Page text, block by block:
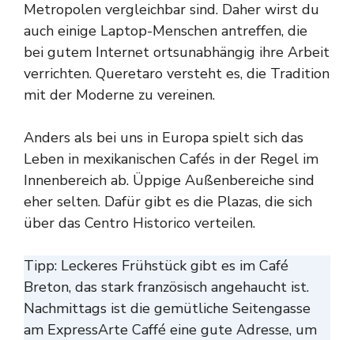
Metropolen vergleichbar sind. Daher wirst du
auch einige Laptop-Menschen antreffen, die
bei gutem Internet ortsunabhängig ihre Arbeit
verrichten. Queretaro versteht es, die Tradition
mit der Moderne zu vereinen.
Anders als bei uns in Europa spielt sich das
Leben in mexikanischen Cafés in der Regel im
Innenbereich ab. Üppige Außenbereiche sind
eher selten. Dafür gibt es die Plazas, die sich
über das Centro Historico verteilen.
Tipp: Leckeres Frühstück gibt es im Café
Breton, das stark französisch angehaucht ist.
Nachmittags ist die gemütliche Seitengasse
am ExpressArte Caffé eine gute Adresse, um